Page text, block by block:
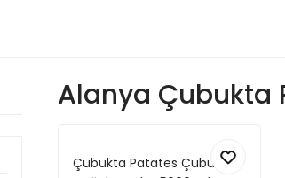
Alanya Çubukta
Çubukta Patates Çubukları